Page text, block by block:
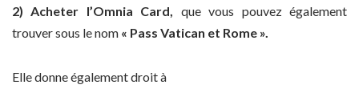
2) Acheter l’Omnia Card, que vous pouvez également
trouver sous le nom « Pass Vatican et Rome ».
Elle donne également droit à